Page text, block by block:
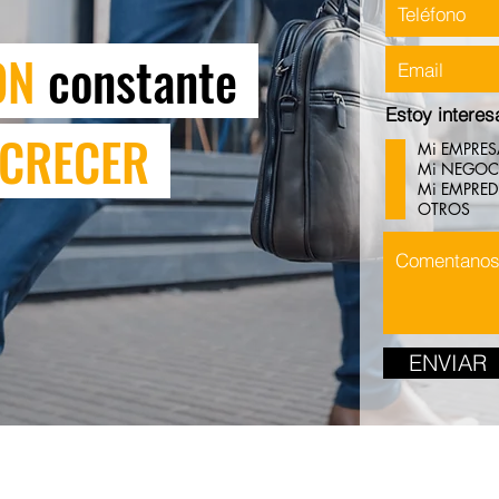
Estoy
Mi
Mi
Mi
OTROS
ENVIAR
constante